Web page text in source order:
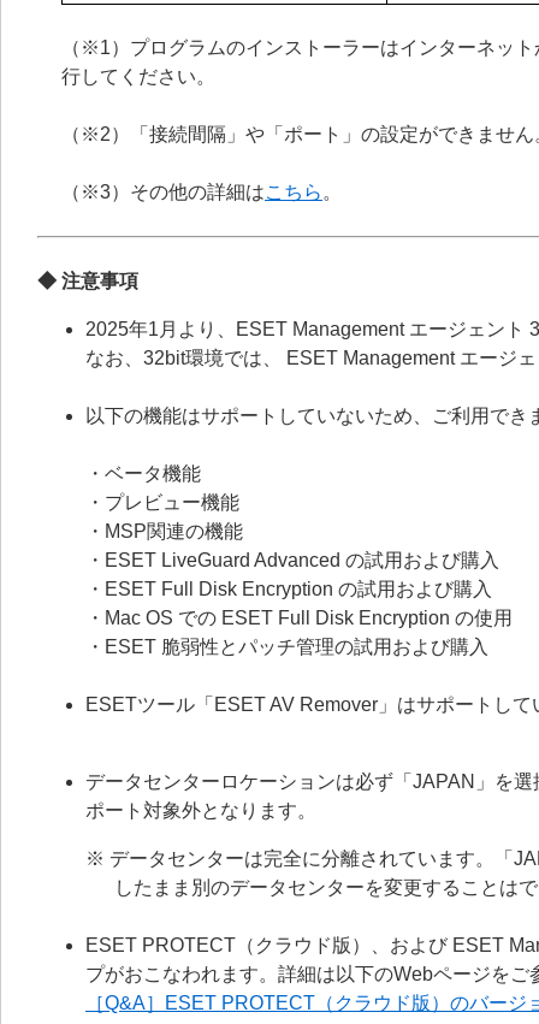
（※1）プログラムのインストーラーはインターネッ
行してください。
（※2）「接続間隔」や「ポート」の設定ができません
（※3）その他の詳細はこちら 。
◆ 注意事項
2025年1月より、ESET Management エージェント
なお、32bit環境では、 ESET Management エージ
以下の機能はサポートしていないため、ご利用でき
・ベータ機能
・プレビュー機能
・MSP関連の機能
・ESET LiveGuard Advanced の試用および購入
・ESET Full Disk Encryption の試用および購入
・Mac OS での ESET Full Disk Encryption の使用
・ESET 脆弱性とパッチ管理の試用および購入
ESETツール「ESET AV Remover」はサポートし
データセンターロケーションは必ず「JAPAN」を
ポート対象外となります。
※ データセンターは完全に分離されています。「
したまま別のデータセンターを変更することは
ESET PROTECT（クラウド版）、および ESET
プがおこなわれます。詳細は以下のWebページをご
［Q&A］ESET PROTECT（クラウド版）のバージ